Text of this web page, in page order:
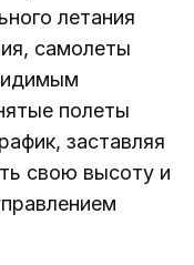
летания
самолеты
полеты
заставляя
свою высоту и